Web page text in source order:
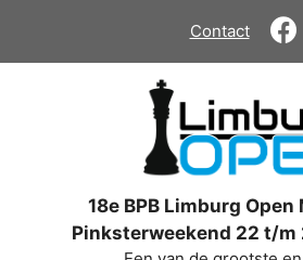
de
Contact
18e BPB Limburg
Pinksterweekend 22 t/m